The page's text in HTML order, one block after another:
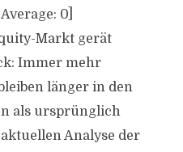
Average: 0]
Markt gerät
Immer mehr
länger in den
als ursprünglich
Analyse der